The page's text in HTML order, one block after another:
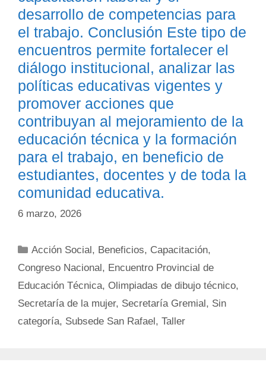
desarrollo de competencias para
el trabajo. Conclusión Este tipo de
encuentros permite fortalecer el
diálogo institucional, analizar las
políticas educativas vigentes y
promover acciones que
contribuyan al mejoramiento de la
educación técnica y la formación
para el trabajo, en beneficio de
estudiantes, docentes y de toda la
comunidad educativa.
6 marzo, 2026
Categorías
Acción Social , Beneficios, Capacitación,
Congreso Nacional , Encuentro Provincial de
Educación Técnica, Olimpiadas de dibujo técnico,
Secretaría de la mujer, Secretaría Gremial , Sin
categoría, Subsede San Rafael , Taller